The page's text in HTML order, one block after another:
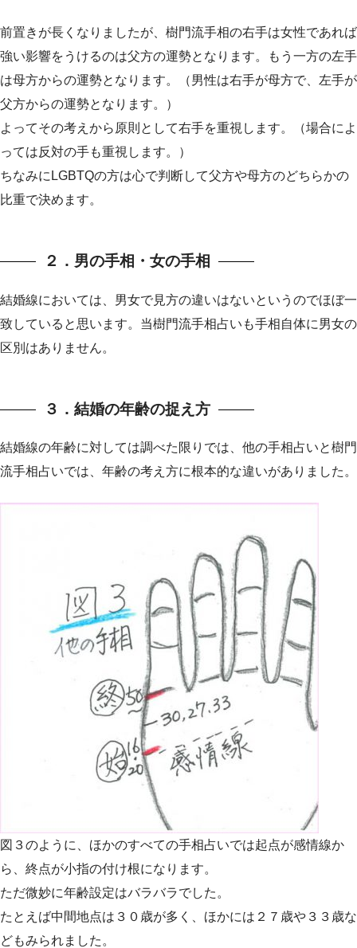
前置きが長くなりましたが、樹門流手相の右手は女性であれば
強い影響をうけるのは父方の運勢となります。もう一方の左手
は母方からの運勢となります。（男性は右手が母方で、左手が
父方からの運勢となります。）
よってその考えから原則として右手を重視します。（場合によ
っては反対の手も重視します。）
ちなみにLGBTQの方は心で判断して父方や母方のどちらかの
比重で決めます。
２．男の手相・女の手相
結婚線においては、男女で見方の違いはないというのでほぼ一
致していると思います。当樹門流手相占いも手相自体に男女の
区別はありません。
３．結婚の年齢の捉え方
結婚線の年齢に対しては調べた限りでは、他の手相占いと樹門
流手相占いでは、年齢の考え方に根本的な違いがありました。
図３のように、ほかのすべての手相占いでは起点が感情線か
ら、終点が小指の付け根になります。
ただ微妙に年齢設定はバラバラでした。
たとえば中間地点は３０歳が多く、ほかには２７歳や３３歳な
どもみられました。